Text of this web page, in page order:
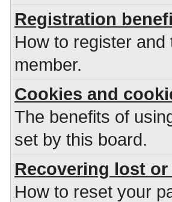
Registration
How to register
member.
Cookies and
The benefits of
set by this board.
Recovering lost
How to reset your